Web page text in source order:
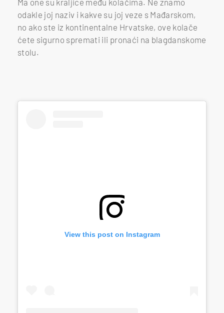
Ma one su kraljice među kolačima. Ne znamo
odakle joj naziv i kakve su joj veze s Mađarskom,
no ako ste iz kontinentalne Hrvatske, ove kolače
ćete sigurno spremati ili pronaći na blagdanskome
stolu.
View this post on Instagram